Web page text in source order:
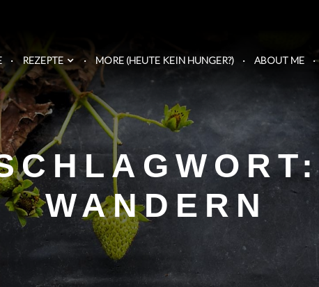
REZEPTE MORE (HEUTE KEIN HUNGER?) ABOUT ME
WANDERN